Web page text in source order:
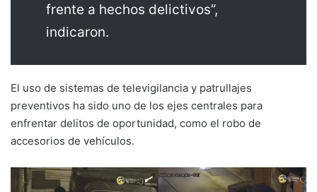
frente a hechos delictivos”,
indicaron.
El uso de sistemas de televigilancia y patrullajes
preventivos ha sido uno de los ejes centrales para
enfrentar delitos de oportunidad, como el robo de
accesorios de vehículos.